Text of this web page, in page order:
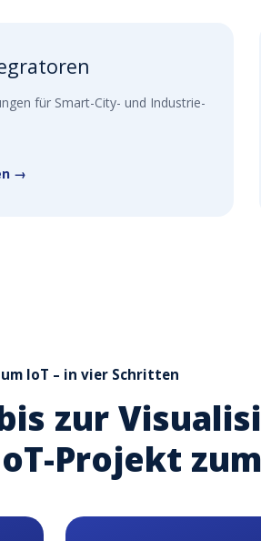
für Smart-City- und Industrie-
→
IoT – in vier Schritten
zur
Projekt